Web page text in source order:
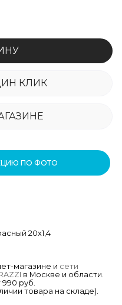
КЛИК
ПО ФОТО
20x1,4
магазине и сети
в Москве и области.
990 руб.
товара на складе).